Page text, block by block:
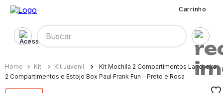
Carrinho
Buscar
Kit Kit Juvenil
Kit Mochila 2 Compartimentos Lancheira
2 Compartimentos e Estojo Box Paul Frank Fun - Preto e Rosa